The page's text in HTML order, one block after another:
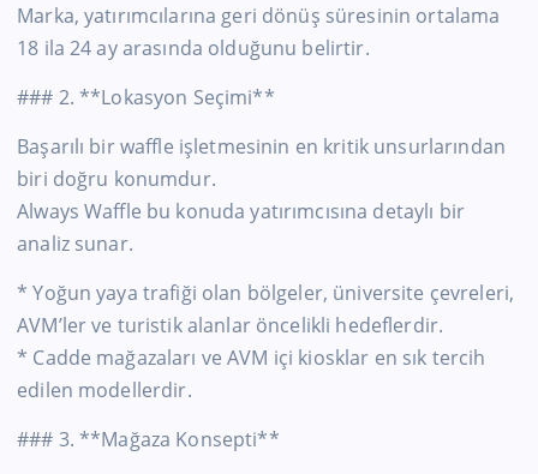
Marka, yatırımcılarına geri dönüş süresinin ortalama
18 ila 24 ay arasında olduğunu belirtir.
### 2. **Lokasyon Seçimi**
Başarılı bir waffle işletmesinin en kritik unsurlarından
biri doğru konumdur.
Always Waffle bu konuda yatırımcısına detaylı bir
analiz sunar.
* Yoğun yaya trafiği olan bölgeler, üniversite çevreleri,
AVM’ler ve turistik alanlar öncelikli hedeflerdir.
* Cadde mağazaları ve AVM içi kiosklar en sık tercih
edilen modellerdir.
### 3. **Mağaza Konsepti**